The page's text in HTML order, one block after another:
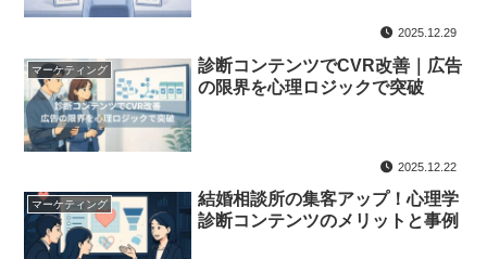
2025.12.29
マーケティング
診断コンテンツでCVR改善｜広告
の限界を心理ロジックで突破
2025.12.22
マーケティング
結婚相談所の集客アップ！心理学
診断コンテンツのメリットと事例